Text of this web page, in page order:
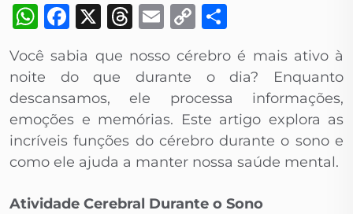
WhatsApp
Facebook
X Threads
Email
Copy
Link
Você sabia que nosso cérebro é mais ativo à
noite do que durante o dia? Enquanto
descansamos, ele processa informações,
emoções e memórias. Este artigo explora as
incríveis funções do cérebro durante o sono e
como ele ajuda a manter nossa saúde mental.
Atividade Cerebral Durante o Sono